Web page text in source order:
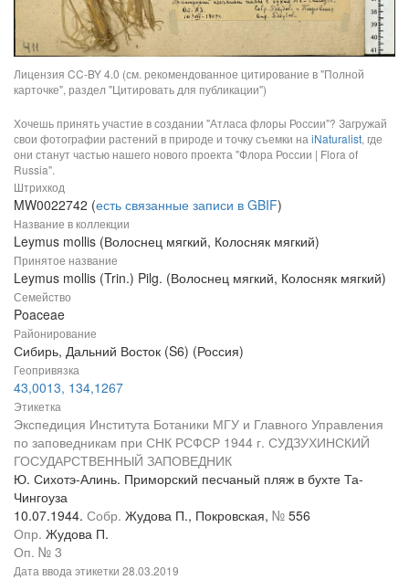
Лицензия CC-BY 4.0 (см. рекомендованное цитирование в "Полной
карточке", раздел "Цитировать для публикации")
Хочешь принять участие в создании "Атласа флоры России"? Загружай
свои фотографии растений в природе и точку съемки наiNaturalist, где
они станут частью нашего нового проекта "Флора России | Flora of
Russia".
Штрихкод
MW0022742 (есть связанные записи в GBIF)
Название в коллекции
Leymus mollis (Волоснец мягкий, Колосняк мягкий)
Принятое название
Leymus mollis (Trin.) Pilg. (Волоснец мягкий, Колосняк мягкий)
Семейство
Poaceae
Районирование
Сибирь, Дальний Восток (S6) (Россия)
Геопривязка
43,0013, 134,1267
Этикетка
Экспедиция Института Ботаники МГУ и Главного Управления
по заповедникам при СНК РСФСР 1944 г. СУДЗУХИНСКИЙ
ГОСУДАРСТВЕННЫЙ ЗАПОВЕДНИК
Ю. Сихотэ-Алинь. Приморский песчаный пляж в бухте Та-
Чингоуза
10.07.1944. Собр. Жудова П., Покровская, № 556
Опр. Жудова П.
Оп. № 3
Дата ввода этикетки 28.03.2019